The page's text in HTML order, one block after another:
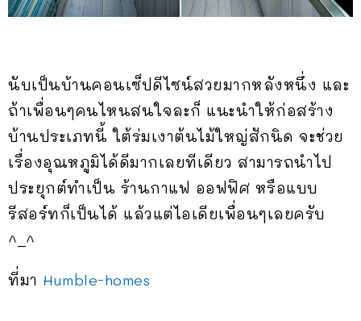
นับเป็นบ้านคอนเซ็ปดีไซน์สวยมากหลังหนึ่ง และ
ถ้าเพื่อนๆคนไหนสนใจละก็ แนะนำให้ก่อสร้าง
บ้านประเภทนี้ ใต้ร่มเงาต้นไม้ใหญ่สักนิด จะช่วย
เรื่องอุณหภูมิได้ดีมากเลยทีเดียว สามารถนำไป
ประยุกต์ทำเป็น ร้านกาแฟ ออฟฟิศ หรือแบบ
รีสอร์ทก็เป็นได้ แล้วแต่ไอเดียเพื่อนๆเลยครับ
^_^
ที่มา Humble-homes